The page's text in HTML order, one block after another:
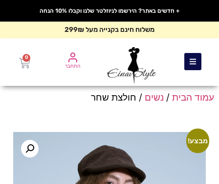
+ חדשים באתר? הירשמו לניוזלטר שלנו וקבלו 10% הנחה
משלוח חינם בקנייה מעל 299₪
0
התחבר
עמוד הבית / נשים / חולצת שחר
מבצע!